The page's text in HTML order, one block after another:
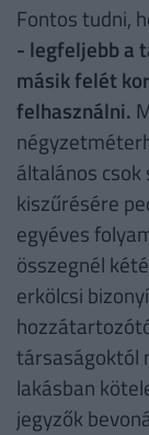
Fontos tudni,
- legfeljebb a
másik felét
felhasználni.
általános
kiszűrésére
egyéves
összegnél
erkölcsi
társaságoktól
lakásban
jegyzők